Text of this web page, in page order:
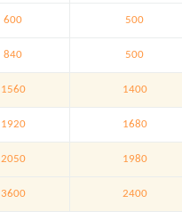
600 500
840 500
1560 1400
1920 1680
2050 1980
3600 2400